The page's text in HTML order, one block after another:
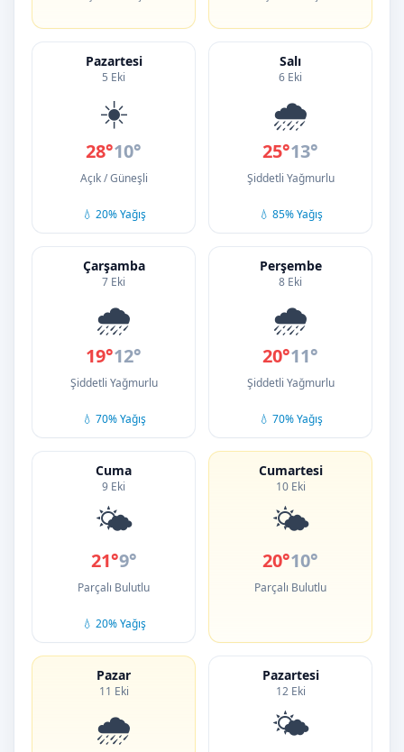
Pazartesi
5 Eki
☀️
28°10°
Açık / Güneşli
💧 20% Yağış
Salı
6 Eki
🌧️
25°13°
Şiddetli Yağmurlu
💧 85% Yağış
Çarşamba
7 Eki
🌧️
19°12°
Şiddetli Yağmurlu
💧 70% Yağış
Perşembe
8 Eki
🌧️
20°11°
Şiddetli Yağmurlu
💧 70% Yağış
Cuma
9 Eki
🌤️
21°9°
Parçalı Bulutlu
💧 20% Yağış
Cumartesi
10 Eki
🌤️
20°10°
Parçalı Bulutlu
Pazar
11 Eki
🌧️
Pazartesi
12 Eki
🌤️